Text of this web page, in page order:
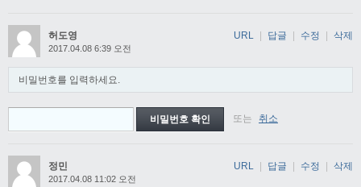
허도영
2017.04.08 6:39 오전
비밀번호를 입력하세요.
또는 취소
URL 답글 수정 삭제
정민
2017.04.08 11:02 오전
URL 답글 수정 삭제